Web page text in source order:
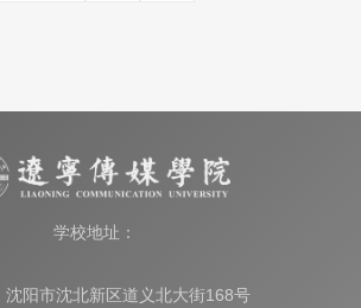
学校地址：
沈阳市沈北新区道义北大街168号